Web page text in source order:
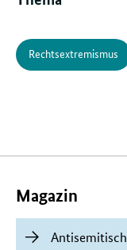
Rechtsextremismus
Magazin